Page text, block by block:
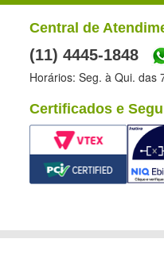
Central de
(11) 4445-1848
Horários: Seg. à Qui. das
Certificados e